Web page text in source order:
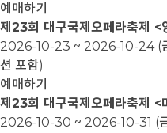
예매하기
제23회 대구국제오페라축제 <
2026-10-23 ~ 2026-10-24 (
션 포함)
예매하기
제23회 대구국제오페라축제 <
2026-10-30 ~ 2026-10-31 (